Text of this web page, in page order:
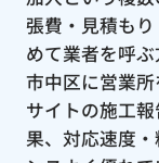
張費・見積も
めて業者を呼
市中区に営業
サイトの施工
果、対応速度